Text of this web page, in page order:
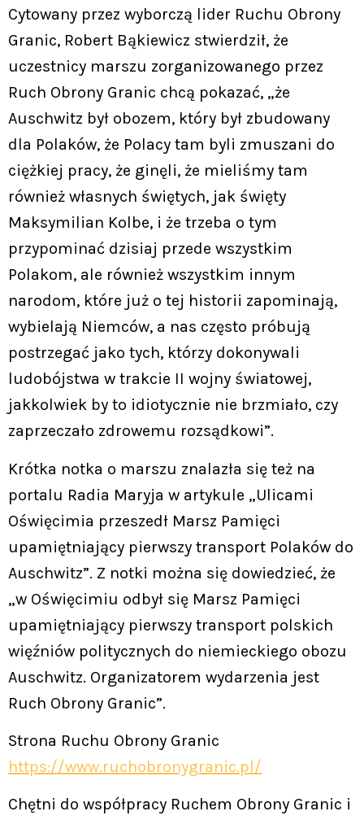
Cytowany przez wyborczą lider Ruchu Obrony
Granic, Robert Bąkiewicz stwierdził, że
uczestnicy marszu zorganizowanego przez
Ruch Obrony Granic chcą pokazać, „że
Auschwitz był obozem, który był zbudowany
dla Polaków, że Polacy tam byli zmuszani do
ciężkiej pracy, że ginęli, że mieliśmy tam
również własnych świętych, jak święty
Maksymilian Kolbe, i że trzeba o tym
przypominać dzisiaj przede wszystkim
Polakom, ale również wszystkim innym
narodom, które już o tej historii zapominają,
wybielają Niemców, a nas często próbują
postrzegać jako tych, którzy dokonywali
ludobójstwa w trakcie II wojny światowej,
jakkolwiek by to idiotycznie nie brzmiało, czy
zaprzeczało zdrowemu rozsądkowi”.
Krótka notka o marszu znalazła się też na
portalu Radia Maryja w artykule „Ulicami
Oświęcimia przeszedł Marsz Pamięci
upamiętniający pierwszy transport Polaków do
Auschwitz”. Z notki można się dowiedzieć, że
„w Oświęcimiu odbył się Marsz Pamięci
upamiętniający pierwszy transport polskich
więźniów politycznych do niemieckiego obozu
Auschwitz. Organizatorem wydarzenia jest
Ruch Obrony Granic”.
Strona Ruchu Obrony Granic
https://www.ruchobronygranic.pl/
Chętni do współpracy Ruchem Obrony Granic i